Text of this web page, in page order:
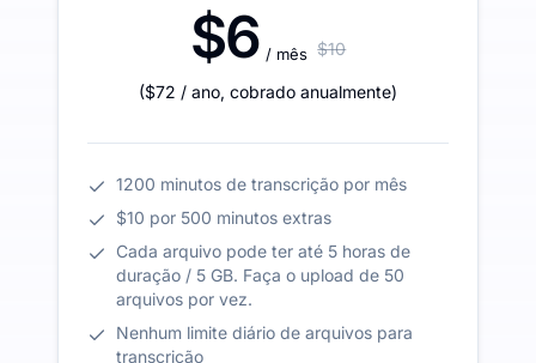
$6 / mês $10
($72 / ano, cobrado anualmente)
1200 minutos de transcrição por mês
$10 por 500 minutos extras
Cada arquivo pode ter até 5 horas de
duração / 5 GB. Faça o upload de 50
arquivos por vez.
Nenhum limite diário de arquivos para
transcrição